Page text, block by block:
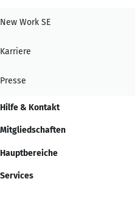
New Work SE
Karriere
Presse
Hilfe & Kontakt
Mitgliedschaften
Hauptbereiche
Services